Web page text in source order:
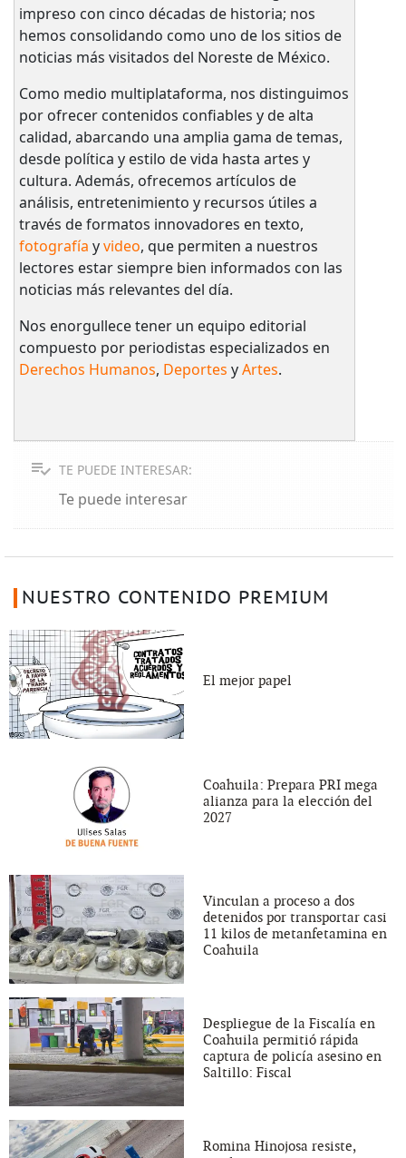
impreso con cinco décadas de historia; nos
hemos consolidando como uno de los sitios de
noticias más visitados del Noreste de México.
Como medio multiplataforma, nos distinguimos
por ofrecer contenidos confiables y de alta
calidad, abarcando una amplia gama de temas,
desde política y estilo de vida hasta artes y
cultura. Además, ofrecemos artículos de
análisis, entretenimiento y recursos útiles a
través de formatos innovadores en texto,
fotografía yvideo, que permiten a nuestros
lectores estar siempre bien informados con las
noticias más relevantes del día.
Nos enorgullece tener un equipo editorial
compuesto por periodistas especializados en
Derechos Humanos, Deportes yArtes.
TE PUEDE INTERESAR:
Te puede interesar
NUESTRO CONTENIDO PREMIUM
El mejor papel
Coahuila: Prepara PRI mega
alianza para la elección del
2027
Vinculan a proceso a dos
detenidos por transportar casi
11 kilos de metanfetamina en
Coahuila
Despliegue de la Fiscalía en
Coahuila permitió rápida
captura de policía asesino en
Saltillo: Fiscal
Romina Hinojosa resiste,